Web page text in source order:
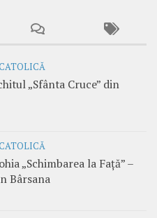
„Sfânta Cruce” din
„Schimbarea la Față” –
Bârsana